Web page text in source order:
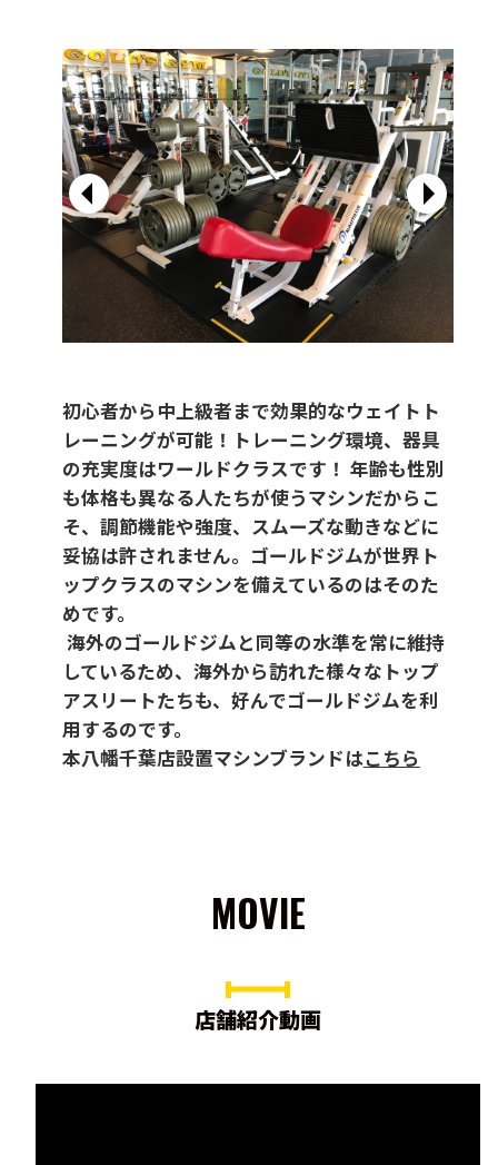
初心者から中上級者まで効果的なウェイトト
レーニングが可能！トレーニング環境、器具
の充実度はワールドクラスです！ 年齢も性別
も体格も異なる人たちが使うマシンだからこ
そ、調節機能や強度、スムーズな動きなどに
妥協は許されません。ゴールドジムが世界ト
ップクラスのマシンを備えているのはそのた
めです。
海外のゴールドジムと同等の水準を常に維持
しているため、海外から訪れた様々なトップ
アスリートたちも、好んでゴールドジムを利
用するのです。
本八幡千葉店設置マシンブランドはこちら
MOVIE
店舗紹介動画